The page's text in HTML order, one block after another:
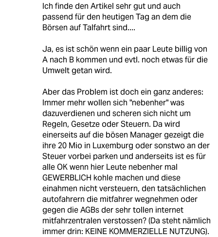
Ich finde den Artikel sehr gut und auch
passend für den heutigen Tag an dem die
Börsen auf Talfahrt sind....
Ja, es ist schön wenn ein paar Leute billig von
A nach B kommen und evtl. noch etwas für die
Umwelt getan wird.
Aber das Problem ist doch ein ganz anderes:
Immer mehr wollen sich "nebenher" was
dazuverdienen und scheren sich nicht um
Regeln, Gesetze oder Steuern. Da wird
einerseits auf die bösen Manager gezeigt die
ihre 20 Mio in Luxemburg oder sonstwo an der
Steuer vorbei parken und anderseits ist es für
alle OK wenn hier Leute nebenher mal
GEWERBLICH kohle machen und diese
einahmen nicht versteuern, den tatsächlichen
autofahrern die mitfahrer wegnehmen oder
gegen die AGBs der sehr tollen internet
mitfahrzentralen verstossen? (Da steht nämlich
immer drin: KEINE KOMMERZIELLE NUTZUNG).